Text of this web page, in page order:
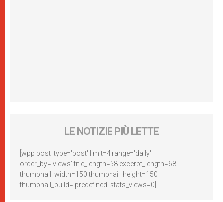
LE NOTIZIE PIÙ LETTE
[wpp post_type='post' limit=4 range='daily'
order_by='views' title_length=68 excerpt_length=68
thumbnail_width=150 thumbnail_height=150
thumbnail_build='predefined' stats_views=0]